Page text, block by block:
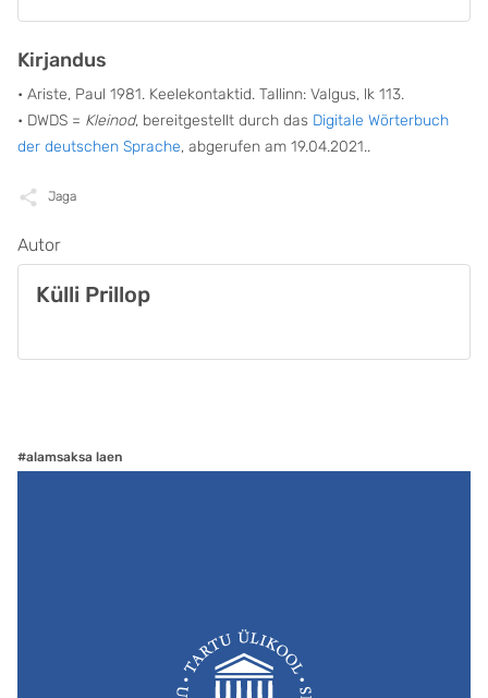
Kirjandus
• Ariste, Paul 1981. Keelekontaktid. Tallinn: Valgus, lk 113.
• DWDS = Kleinod, bereitgestellt durch das Digitale Wörterbuch
der deutschen Sprache, abgerufen am 19.04.2021..
Jaga
Autor
Külli Prillop
#alamsaksa laen